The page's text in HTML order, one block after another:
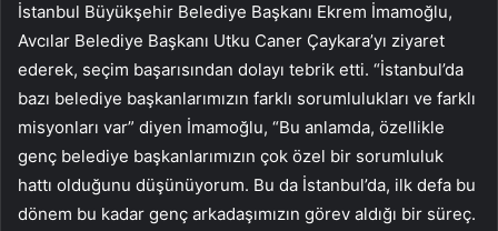
İstanbul Büyükşehir Belediye Başkanı Ekrem İmamoğlu,
Avcılar Belediye Başkanı Utku Caner Çaykara’yı ziyaret
ederek, seçim başarısından dolayı tebrik etti. “İstanbul’da
bazı belediye başkanlarımızın farklı sorumlulukları ve farklı
misyonları var” diyen İmamoğlu, “Bu anlamda, özellikle
genç belediye başkanlarımızın çok özel bir sorumluluk
hattı olduğunu düşünüyorum. Bu da İstanbul’da, ilk defa bu
dönem bu kadar genç arkadaşımızın görev aldığı bir süreç.